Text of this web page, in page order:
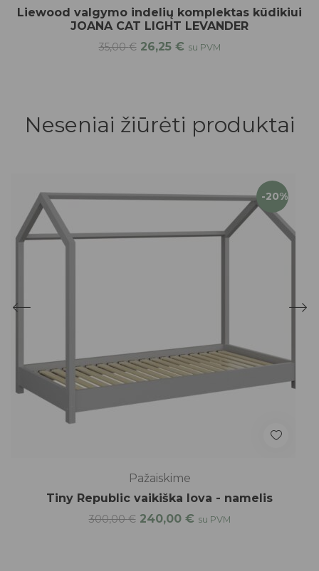
Liewood valgymo indelių komplektas kūdikiui
JOANA CAT LIGHT LEVANDER
35,00€ 26,25 € su PVM
Neseniai žiūrėti produktai
-20%
Pažaiskime
Tiny Republic vaikiška lova - namelis
300,00€ 240,00 € su PVM